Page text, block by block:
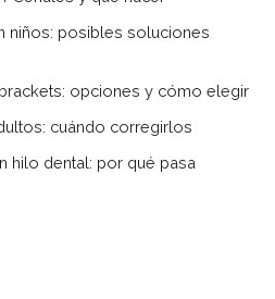
niños: posibles soluciones
opciones y cómo elegir
cuándo corregirlos
hilo dental: por qué pasa